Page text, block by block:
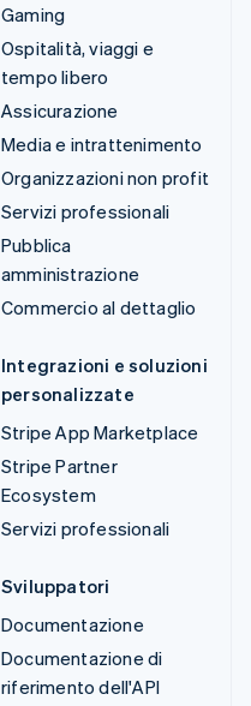
Gaming
Ospitalità, viaggi e
tempo libero
Assicurazione
Media e intrattenimento
Organizzazioni non profit
Servizi professionali
Pubblica
amministrazione
Commercio al dettaglio
Integrazioni e soluzioni
personalizzate
Stripe App Marketplace
Stripe Partner
Ecosystem
Servizi professionali
Sviluppatori
Documentazione
Documentazione di
riferimento dell'API